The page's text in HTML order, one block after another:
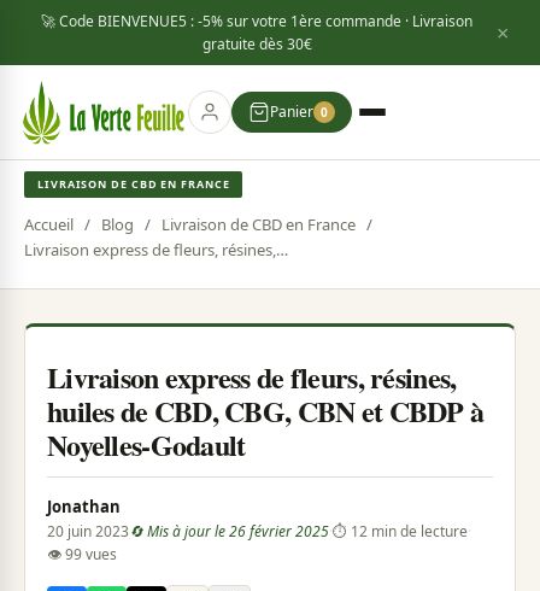
🚀 Code BIENVENUE5 : -5% sur votre 1ère commande · Livraison
gratuite dès 30€ ×
Panier 0
LIVRAISON DE CBD EN FRANCE
Accueil / Blog / Livraison de CBD en France /
Livraison express de fleurs, résines, huiles de CBD, CBG, CBN et CBDP à Noyelles-Godault
Livraison express de fleurs, résines,
huiles de CBD, CBG, CBN et CBDP à
Noyelles-Godault
Jonathan
20 juin 2023🔄 Mis à jour le 26 février 2025·⏱ 12 min de lecture·
👁 99 vues